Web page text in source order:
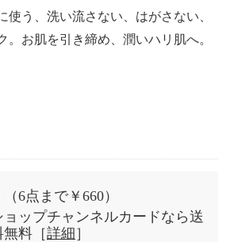
使う、洗い流さない、はがさない、
。お肌を引き締め、潤いハリ肌へ。
（6点まで￥660）
ョップチャンネルカードなら送
無料［詳細 ］